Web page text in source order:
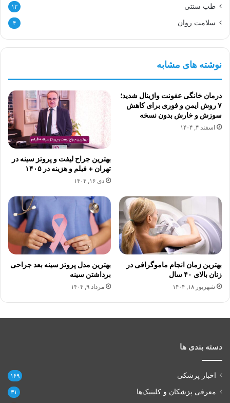
طب سنتی ۱۲
سلامت روان ۴
نوشته های مشابه
درمان خانگی عفونت واژینال شدید؛
۷ روش ایمن و فوری برای کاهش
سوزش و خارش بدون نسخه
اسفند ۴, ۱۴۰۴
بهترین جراح لیفت و پروتز سینه در
تهران + فیلم و هزینه در ۱۴۰۵
دی ۱۶, ۱۴۰۴
بهترین زمان انجام ماموگرافی در
زنان بالای ۴۰ سال
شهریور ۱۸, ۱۴۰۴
بهترین مدل پروتز سینه بعد جراحی
برداشتن سینه
مرداد ۹, ۱۴۰۴
دسته بندی ها
اخبار پزشکی ۱۶۹
معرفی پزشکان و کلینیک‌ها ۳۱